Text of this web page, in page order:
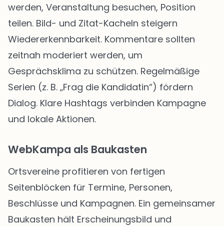
werden, Veranstaltung besuchen, Position
teilen. Bild- und Zitat-Kacheln steigern
Wiedererkennbarkeit. Kommentare sollten
zeitnah moderiert werden, um
Gesprächsklima zu schützen. Regelmäßige
Serien (z. B. „Frag die Kandidatin“) fördern
Dialog. Klare Hashtags verbinden Kampagne
und lokale Aktionen.
WebKampa als Baukasten
Ortsvereine profitieren von fertigen
Seitenblöcken für Termine, Personen,
Beschlüsse und Kampagnen. Ein gemeinsamer
Baukasten hält Erscheinungsbild und